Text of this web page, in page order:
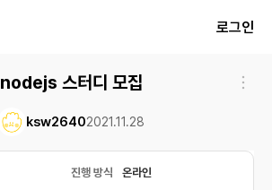
로그인
nodejs 스터디 모집
ksw26402021.11.28
진행 방식 온라인